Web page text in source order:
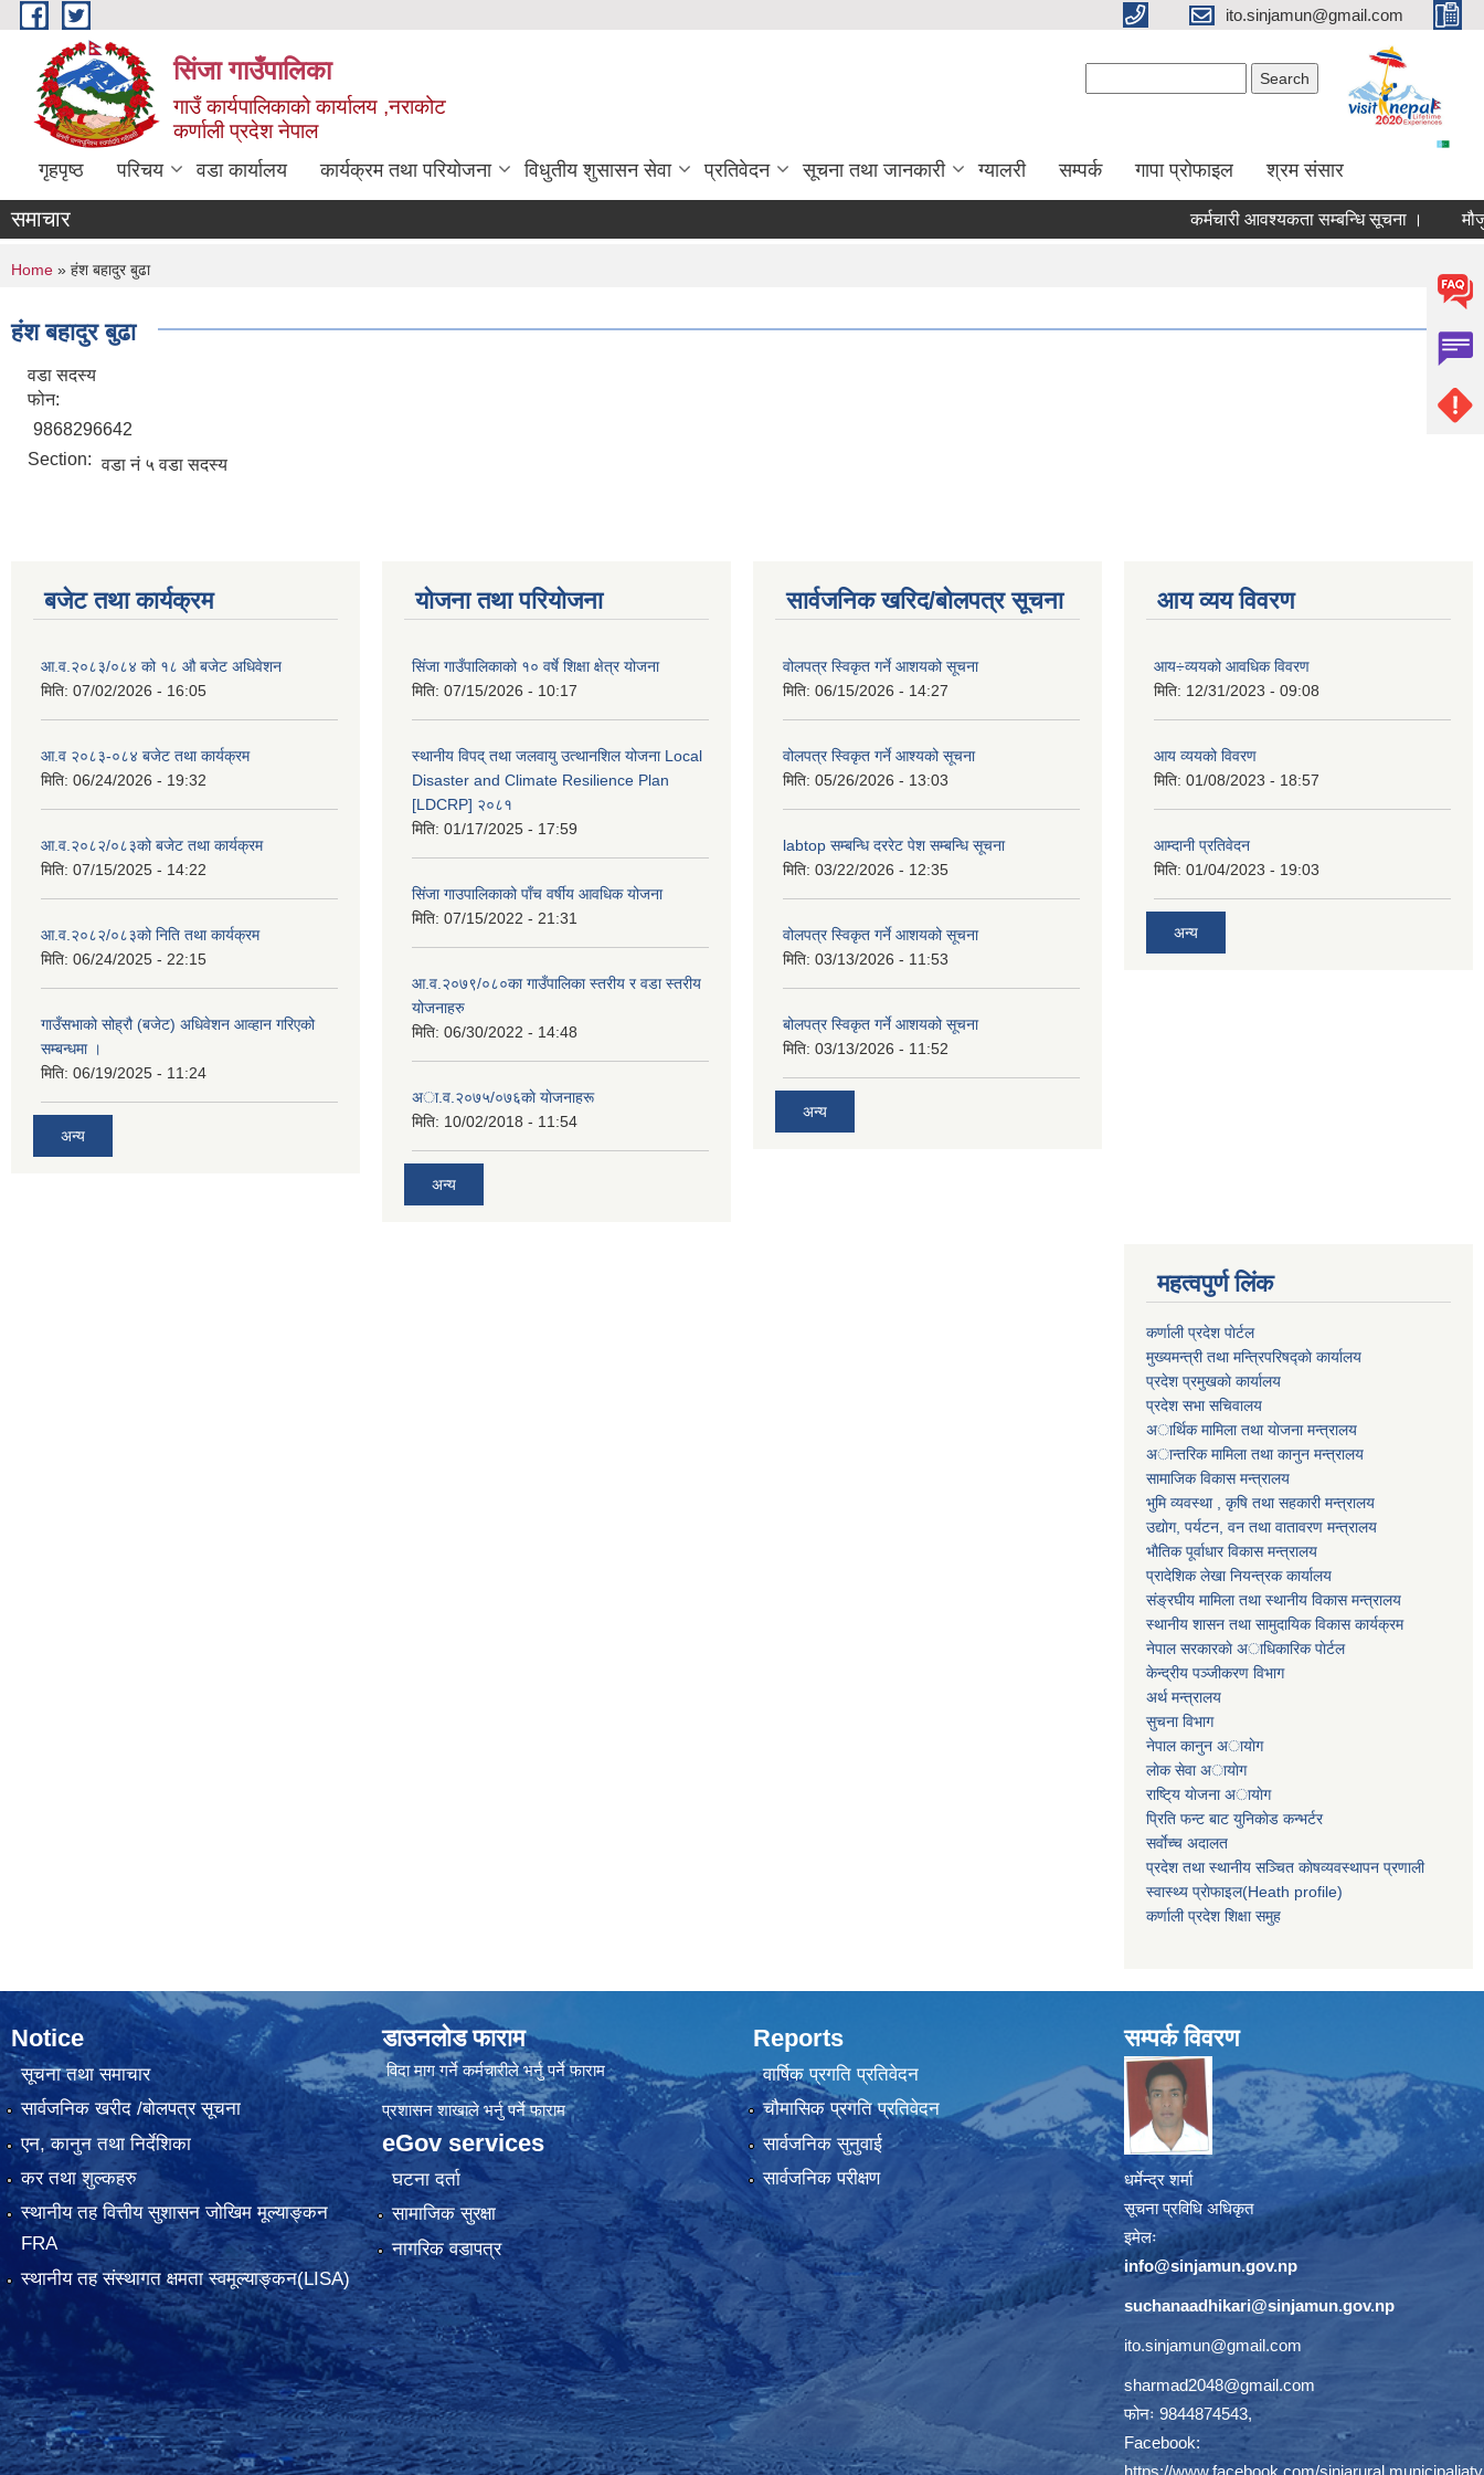
Skip to main content ito.sinjamun@gmail.com
सिंजा गाउँपालिका
गाउँ कार्यपालिकाको कार्यालय ,नराकोट
कर्णाली प्रदेश नेपाल
गृहपृष्ठ परिचय वडा कार्यालय कार्यक्रम तथा परियोजना विधुतीय शुसासन सेवा प्रतिवेदन सूचना तथा जानकारी ग्यालरी सम्पर्क गापा प्रोफाइल श्रम संसार
समाचार कर्मचारी आवश्यकता सम्बन्धि सूचना । मौजुदा
You are here
Home » हंश बहादुर बुढा
हंश बहादुर बुढा
वडा सदस्य
फोन:
9868296642
Section: वडा नं ५ वडा सदस्य
बजेट तथा कार्यक्रम
आ.व.२०८३/०८४ को १८ ‍औ बजेट अधिवेशन
मिति: 07/02/2026 - 16:05
आ.व २०८३-०८४ बजेट तथा कार्यक्रम
मिति: 06/24/2026 - 19:32
आ.व.२०८२/०८३को बजेट तथा कार्यक्रम
मिति: 07/15/2025 - 14:22
आ.व.२०८२/०८३को निति तथा कार्यक्रम
मिति: 06/24/2025 - 22:15
गाउँसभाको सोह्रौ (बजेट) अधिवेशन आव्हान गरिएको
सम्बन्धमा ।
मिति: 06/19/2025 - 11:24
अन्य
योजना तथा परियोजना
सिंजा गाउँपालिकाको १० वर्षे शिक्षा क्षेत्र योजना
मिति: 07/15/2026 - 10:17
स्थानीय विपद् तथा जलवायु उत्थानशिल योजना Local
Disaster and Climate Resilience Plan
[LDCRP] २०८१
मिति: 01/17/2025 - 17:59
सिंजा गाउपालिकाको पाँच वर्षीय आवधिक योजना
मिति: 07/15/2022 - 21:31
आ.व.२०७९/०८०का गाउँपालिका स्तरीय र वडा स्तरीय
योजनाहरु
मिति: 06/30/2022 - 14:48
अा‍‍.व.२०७५/०७६काे याेजनाहरू
मिति: 10/02/2018 - 11:54
अन्य
सार्वजनिक खरिद/बोलपत्र सूचना
वोलपत्र स्विकृत गर्ने आशयको सूचना
मिति: 06/15/2026 - 14:27
वोलपत्र स्विकृत गर्ने आश्यको सूचना
मिति: 05/26/2026 - 13:03
labtop सम्बन्धि दररेट पेश सम्बन्धि सूचना
मिति: 03/22/2026 - 12:35
वोलपत्र स्विकृत गर्ने आशयको सूचना
मिति: 03/13/2026 - 11:53
बोलपत्र स्विकृत गर्ने आशयको सूचना
मिति: 03/13/2026 - 11:52
अन्य
आय व्यय विवरण
आय÷व्ययको आवधिक विवरण
मिति: 12/31/2023 - 09:08
आय व्ययको विवरण
मिति: 01/08/2023 - 18:57
आम्दानी प्रतिवेदन
मिति: 01/04/2023 - 19:03
अन्य
महत्वपुर्ण लिंक
कर्णाली प्रदेश पाेर्टल
मुख्यमन्त्री तथा मन्त्रिपरिषद्काे कार्यालय
प्रदेश प्रमुखकाे कार्यालय
प्रदेश सभा सचिवालय
अार्थिक मामिला तथा याेजना मन्त्रालय
अान्तरिक मामिला तथा कानुन मन्त्रालय
सामाजिक विकास मन्त्रालय
भुमि व्यवस्था , कृषि तथा सहकारी मन्त्रालय
उद्याेग, पर्यटन, वन तथा वातावरण मन्त्रालय
भाैतिक पूर्वाधार विकास मन्त्रालय
प्रादेशिक लेखा नियन्त्रक कार्यालय
संङ्रघीय मामिला तथा स्थानीय विकास मन्त्रालय
स्थानीय शासन तथा सामुदायिक विकास कार्यक्रम
नेपाल सरकारकाे अाधिकारिक पाेर्टल
केन्द्रीय पञ्जीकरण विभाग
अर्थ मन्त्रालय
सुचना विभाग
नेपाल कानुन अायाेग
लाेक सेवा अायाेग
राष्टि्य याेजना अायाेग
प्रिति फन्ट बाट युनिकाेड कन्भर्टर
सर्वाेच्च अदालत
प्रदेश तथा स्थानीय सञ्चित काेषव्यवस्थापन प्रणाली
स्वास्थ्य प्राेफाइल(Heath profile)
कर्णाली प्रदेश शिक्षा समुह
Notice
सूचना तथा समाचार
सार्वजनिक खरीद /बोलपत्र सूचना
एन, कानुन तथा निर्देशिका
कर तथा शुल्कहरु
स्थानीय तह वित्तीय सुशासन जोखिम मूल्याङ्कन
FRA
स्थानीय तह संस्थागत क्षमता स्वमूल्याङ्कन(LISA)
डाउनलोड फाराम
विदा माग गर्ने कर्मचारीले भर्नु पर्ने फाराम
प्रशासन शाखाले भर्नु पर्ने फाराम
eGov services
घटना दर्ता
सामाजिक सुरक्षा
नागरिक वडापत्र
Reports
वार्षिक प्रगति प्रतिवेदन
चौमासिक प्रगति प्रतिवेदन
सार्वजनिक सुनुवाई
सार्वजनिक परीक्षण
सम्पर्क विवरण
धर्मेन्द्र शर्मा
सूचना प्रविधि अधिकृत
इमेलः
info@sinjamun.gov.np
suchanaadhikari@sinjamun.gov.np
ito.sinjamun@gmail.com
sharmad2048@gmail.com
फोनः 9844874543,
Facebook:
https://www.facebook.com/